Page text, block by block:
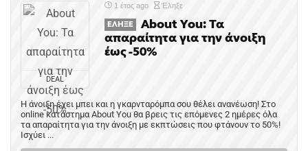
DEAL
1 έτος ago Έληξε
ΈΛΗΞΕ
About You: Τα
απαραίτητα για την άνοιξη
έως -50%
Η άνοιξη έχει μπει και η γκαρνταρόμπα σου θέλει ανανέωση! Στο
online κατάστημα About You θα βρεις τις επόμενες 2 ημέρες όλα
τα απαραίτητα για την άνοιξη με εκπτώσεις που φτάνουν το 50%!
Ισχύει ...